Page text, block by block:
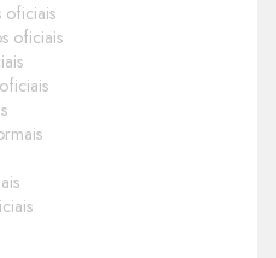
oficiais
oficiais